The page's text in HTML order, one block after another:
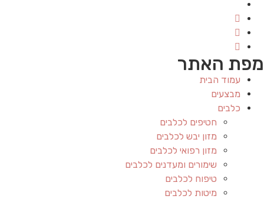
מפת האתר
עמוד הבית
מבצעים
כלבים
חטיפים לכלבים
מזון יבש לכלבים
מזון רפואי לכלבים
שימורים ומעדנים לכלבים
טיפוח לכלבים
מיטות לכלבים